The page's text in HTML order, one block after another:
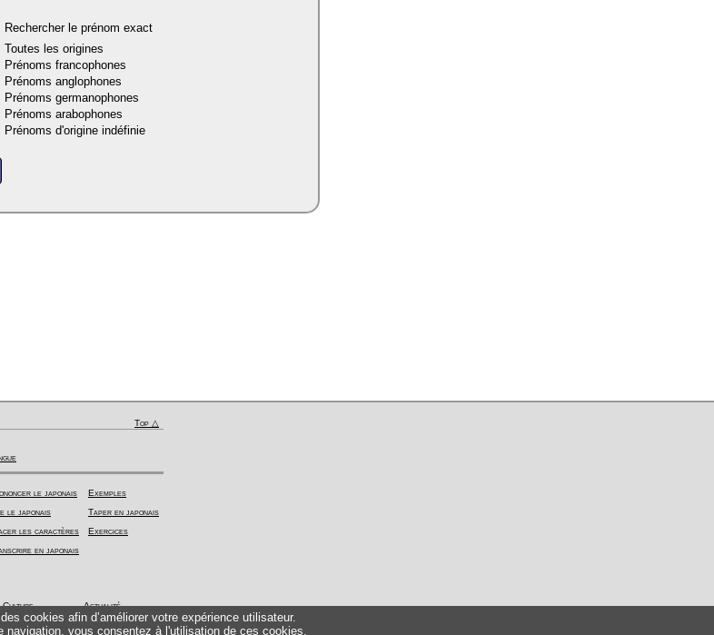
Rechercher le prénom exact
Toutes les origines
Prénoms francophones
Prénoms anglophones
Prénoms germanophones
Prénoms arabophones
Prénoms d'origine indéfinie
cookies afin d’améliorer votre expérience utilisateur.
navigation, vous consentez à l'utilisation de ces cookies.
Top △
le japonais
le japonais
les caractères
en japonais
Exemples
Taper en japonais
Exercices
Culture Actualité